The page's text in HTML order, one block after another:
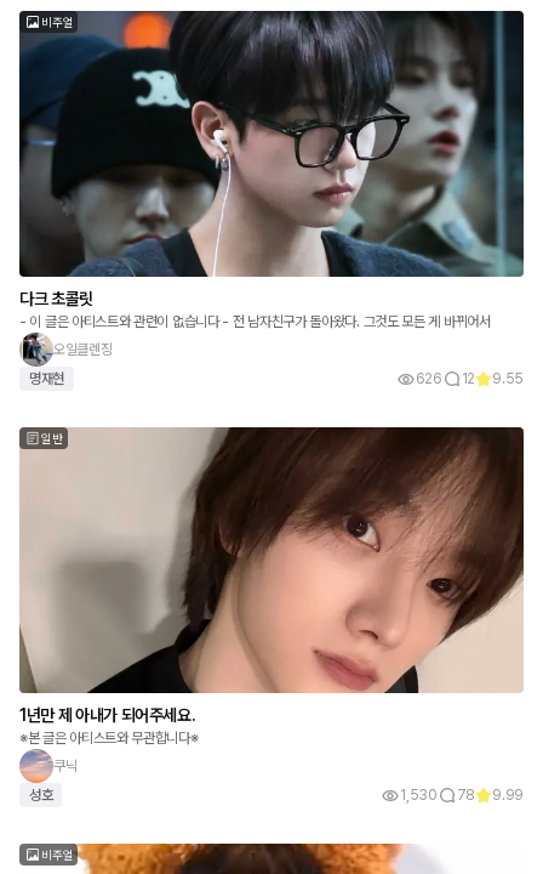
비주얼
다크 초콜릿
- 이 글은 아티스트와 관련이 없습니다 - 전 남자친구가 돌아왔다. 그것도 모든 게 바뀌어서
오일클렌징
명재현
626 12 9.55
일반
1년만 제 아내가 되어주세요.
※본 글은 아티스트와 무관합니다※
쿠닉
성호
1,530 78 9.99
비주얼